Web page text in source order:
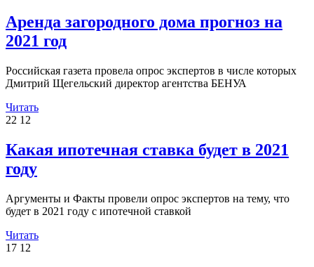
Аренда загородного дома прогноз на
2021 год
Российская газета провела опрос экспертов в числе которых
Дмитрий Щегельский директор агентства БЕНУА
Читать
22 12
Какая ипотечная ставка будет в 2021
году
Аргументы и Факты провели опрос экспертов на тему, что
будет в 2021 году с ипотечной ставкой
Читать
17 12